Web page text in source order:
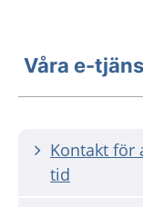
Våra e-
Kontakt för
tid